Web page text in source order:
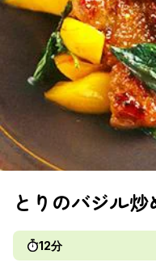
とりのバジル炒
12分